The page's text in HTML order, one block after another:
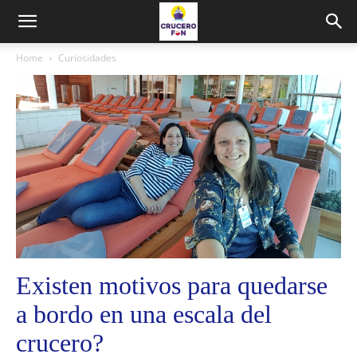
Home Curiosidades
Existen motivos para quedarse
a bordo en una escala del
crucero?